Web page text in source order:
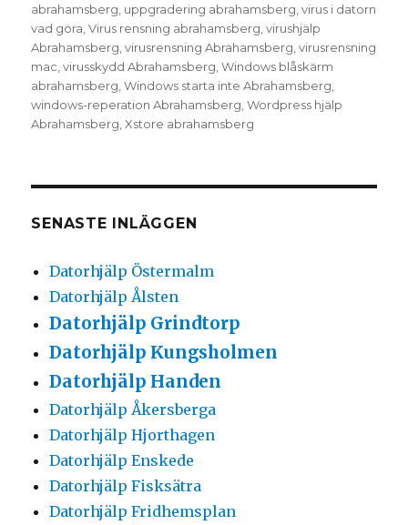
abrahamsberg uppgradering abrahamsberg ,virus i datorn
vad göra ,Virus rensning abrahamsberg ,virushjälp
Abrahamsberg ,virusrensning Abrahamsberg ,virusrensning
mac ,virusskydd Abrahamsberg ,Windows blåskärm
abrahamsberg ,Windows starta inte Abrahamsberg
windows-reperation Abrahamsberg ,Wordpress hjälp
Abrahamsberg ,Xstore abrahamsberg
SENASTE INLÄGGEN
Datorhjälp Östermalm
Datorhjälp Ålsten
Datorhjälp Grindtorp
Datorhjälp Kungsholmen
Datorhjälp Handen
Datorhjälp Åkersberga
Datorhjälp Hjorthagen
Datorhjälp Enskede
Datorhjälp Fisksätra
Datorhjälp Fridhemsplan